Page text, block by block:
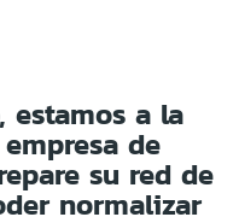
estamos a la
de
su red de
normalizar